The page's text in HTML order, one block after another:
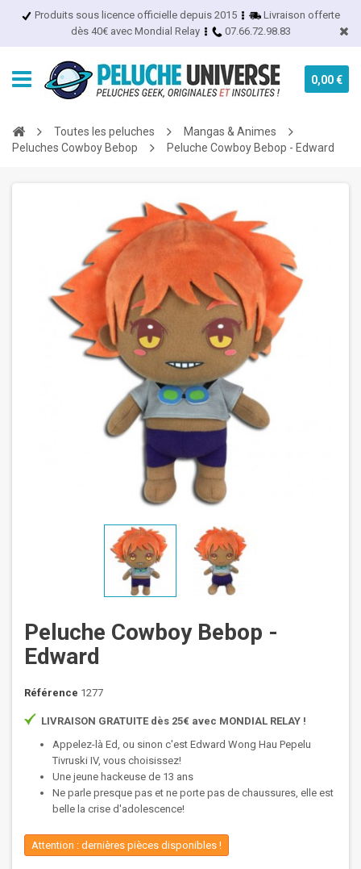
Produits sous licence officielle depuis 2015
Livraison offerte
dès 40€ avec Mondial Relay
07.66.72.98.83
0,00 €
Toutes les peluches
Mangas & Animes
Peluches Cowboy Bebop
Peluche Cowboy Bebop - Edward
Peluche Cowboy Bebop -
Edward
Référence 1277
LIVRAISON GRATUITE dès 25€ avec MONDIAL RELAY !
Appelez-là Ed, ou sinon c'est Edward Wong Hau Pepelu
Tivruski IV, vous choisissez!
Une jeune hackeuse de 13 ans
Ne parle presque pas et ne porte pas de chaussures, elle est
belle la crise d'adolescence!
Attention : dernières pièces disponibles !